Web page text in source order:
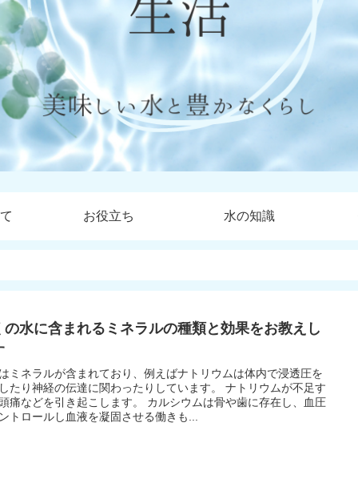
お役立ち 水の知識
の水に含まれるミネラルの種類と効果をお教えし
ミネラルが含まれており、例えばナトリウムは体内で浸透圧を
り神経の伝達に関わったりしています。 ナトリウムが不足す
どを引き起こします。 カルシウムは骨や歯に存在し、血圧
トロールし血液を凝固させる働きも...